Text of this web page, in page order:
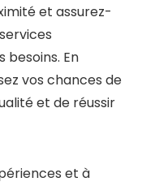
et assurez-
En
vos chances de
et de réussir
et à